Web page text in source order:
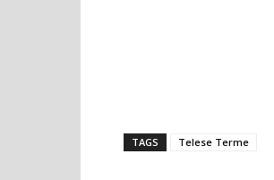
TAGS Telese Terme